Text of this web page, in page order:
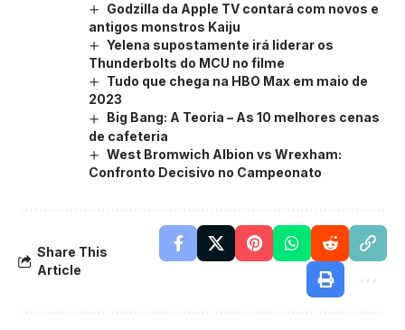
Godzilla da Apple TV contará com novos e
antigos monstros Kaiju
Yelena supostamente irá liderar os
Thunderbolts do MCU no filme
Tudo que chega na HBO Max em maio de
2023
Big Bang: A Teoria – As 10 melhores cenas
de cafeteria
West Bromwich Albion vs Wrexham:
Confronto Decisivo no Campeonato
Share This
Article